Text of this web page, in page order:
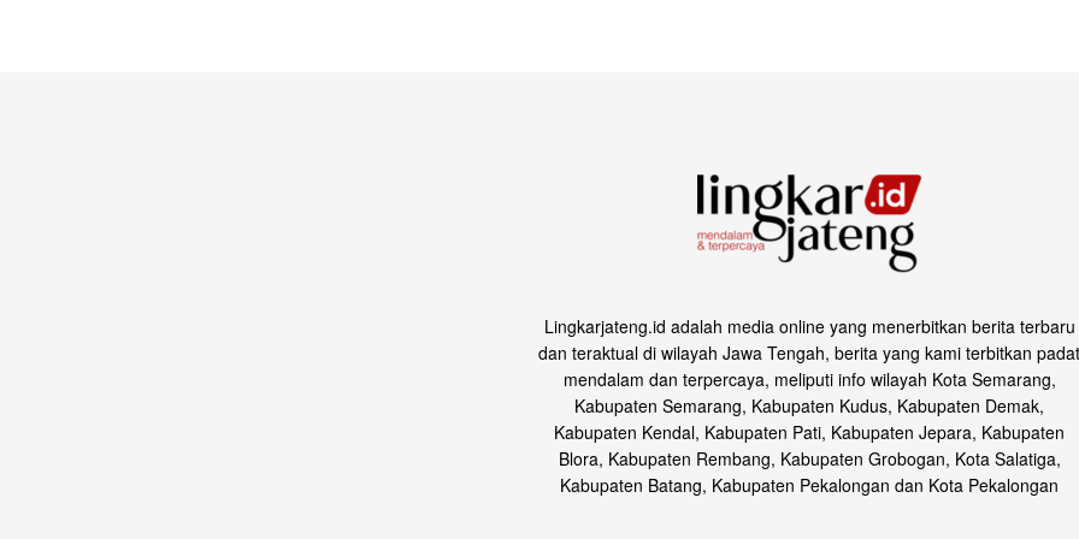
Lingkarjateng.id adalah media online yang menerbitkan berita terbaru
dan teraktual di wilayah Jawa Tengah, berita yang kami terbitkan padat
mendalam dan terpercaya, meliputi info wilayah Kota Semarang,
Kabupaten Semarang, Kabupaten Kudus, Kabupaten Demak,
Kabupaten Kendal, Kabupaten Pati, Kabupaten Jepara, Kabupaten
Blora, Kabupaten Rembang, Kabupaten Grobogan, Kota Salatiga,
Kabupaten Batang, Kabupaten Pekalongan dan Kota Pekalongan